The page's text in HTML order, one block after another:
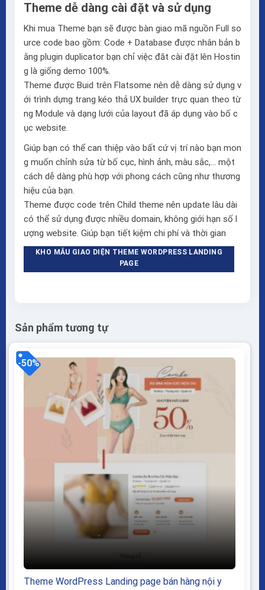
Theme dễ dàng cài đặt và sử dụng
Khi mua Theme bạn sẽ được bàn giao mã nguồn Full so
urce code bao gồm: Code + Database được nhân bản b
ằng plugin duplicator bạn chỉ việc đăt cài đặt lên Hostin
g là giống demo 100%.
Theme được Buid trên Flatsome nên dễ dàng sử dụng v
ới trình dựng trang kéo thả UX builder trực quan theo từ
ng Module và dạng lưới của layout đã áp dụng vào bố c
ục website.
Giúp bạn có thể can thiệp vào bất cứ vị trí nào bạn mon
g muốn chỉnh sửa từ bố cục, hình ảnh, màu sắc,… một
cách dễ dàng phù hợp với phong cách cũng như thương
hiệu của bạn.
Theme được code trên Child theme nên update lâu dài
có thể sử dụng được nhiều domain, không giới hạn số l
ượng website. Giúp bạn tiết kiệm chi phí và thời gian
KHO MẪU GIAO DIỆN THEME WORDPRESS LANDING
PAGE
Sản phẩm tương tự
-50%
Theme WordPress Landing page bán hàng nội y